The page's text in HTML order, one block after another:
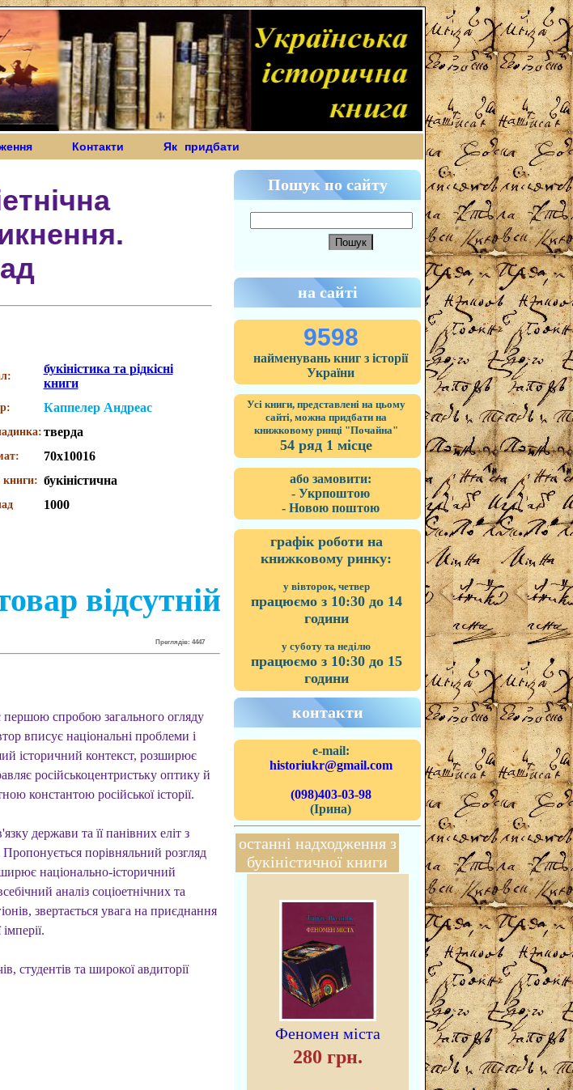
Контакти Як придбати
букіністика та рідкісні
книги
Каппелер Андреас
тверда
70х10016
книги: букіністична
1000
відсутній
Преглядів: 4447
спробою загального огляду
вписує національні проблеми і
історичний контекст, розширює
російськоцентристьку оптику й
константою російської історії.
держави та її панівних еліт з
порівняльний розгляд
національно-історичний
аналіз соціоетнічних та
звертається увага на приєднання
студентів та широкої авдиторії
Пошук по сайту
на сайті
9598
найменувань книг з історії
України
Усі книги, представлені на цьому
сайті, можна придбати на
книжковому ринці "Почайна"
54 ряд 1 місце
або замовити:
- Укрпоштою
- Новою поштою
графік роботи на
книжковому ринку:
у вівторок, четвер
працюємо з 10:30 до 14
години
у суботу та неділю
працюємо з 10:30 до 15
години
контакти
e-mail:
historiukr@gmail.com
(098)403-03-98
(Ірина)
останні надходження з
букіністичної книги
Феномен міста
280 грн.